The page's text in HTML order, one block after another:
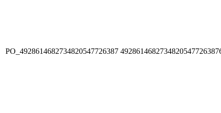
PO_4928614682734820547726387